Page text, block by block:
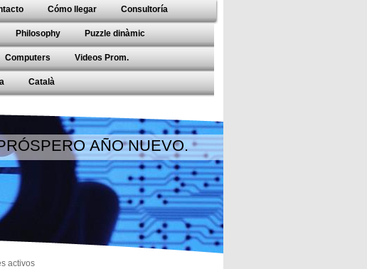
Cómo llegar Consultoría
Philosophy Puzzle dinàmic
Computers Videos Prom.
Català
AÑO NUEVO.
activos